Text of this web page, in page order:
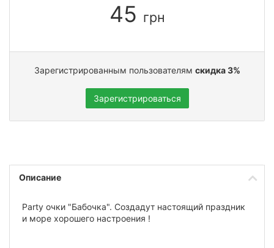
45 грн
Зарегистрированным пользователям скидка 3%
Зарегистрироваться
Описание
Рarty очки "Бабочка". Создадут настоящий праздник
и море хорошего настроения !